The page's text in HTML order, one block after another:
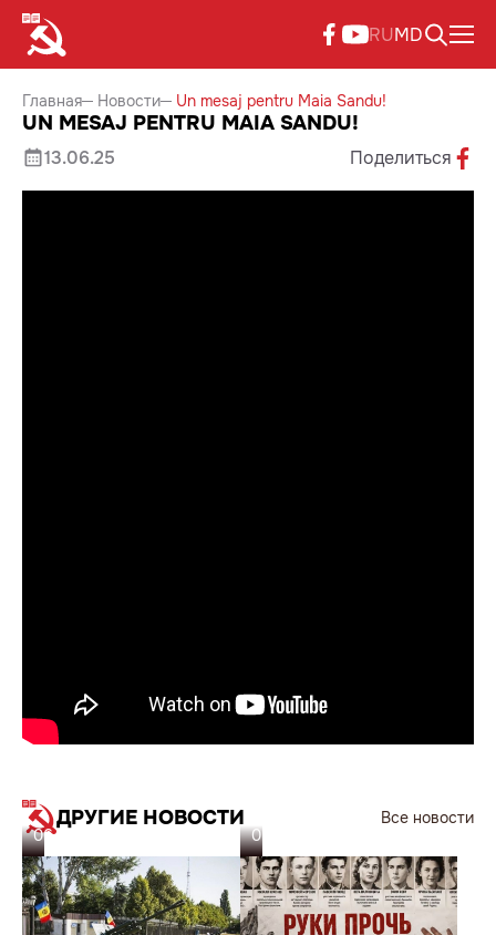
RUMD
Главная Новости Un mesaj pentru Maia Sandu!
UN MESAJ PENTRU MAIA SANDU!
13.06.25 Поделиться
ДРУГИЕ НОВОСТИ
Все новости
06.08.26
05.08.26